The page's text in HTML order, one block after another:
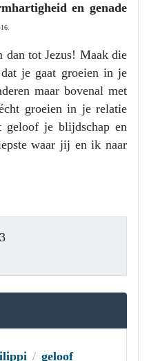
en genade
tot Jezus! Maak die
je gaat groeien in je
maar bovenal met
groeien in je relatie
geloof je blijdschap en
waar jij en ik naar
geloof